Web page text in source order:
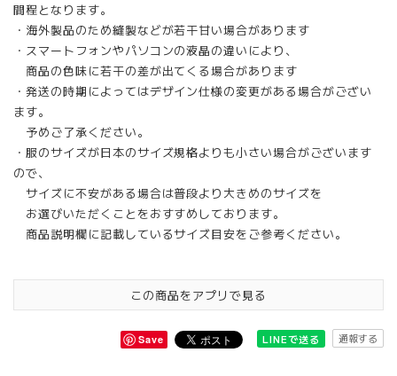
間程となります。
・海外製品のため縫製などが若干甘い場合があります
・スマートフォンやパソコンの液晶の違いにより、
商品の色味に若干の差が出てくる場合があります
・発送の時期によってはデザイン仕様の変更がある場合がござい
ます。
予めご了承ください。
・服のサイズが日本のサイズ規格よりも小さい場合がございます
ので、
サイズに不安がある場合は普段より大きめのサイズを
お選びいただくことをおすすめしております。
商品説明欄に記載しているサイズ目安をご参考ください。
この商品をアプリで見る
Save LINEで送る 通報する